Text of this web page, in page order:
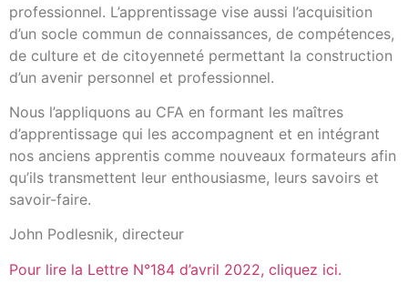
professionnel. L’apprentissage vise aussi l’acquisition
d’un socle commun de connaissances, de compétences,
de culture et de citoyenneté permettant la construction
d’un avenir personnel et professionnel.
Nous l’appliquons au CFA en formant les maîtres
d’apprentissage qui les accompagnent et en intégrant
nos anciens apprentis comme nouveaux formateurs afin
qu’ils transmettent leur enthousiasme, leurs savoirs et
savoir-faire.
John Podlesnik, directeur
Pour lire la Lettre N°184 d’avril 2022, cliquez ici.